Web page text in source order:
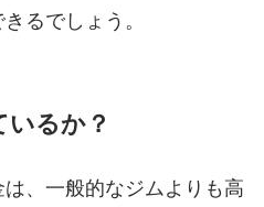
るでしょう。
るか？
、一般的なジムよりも高